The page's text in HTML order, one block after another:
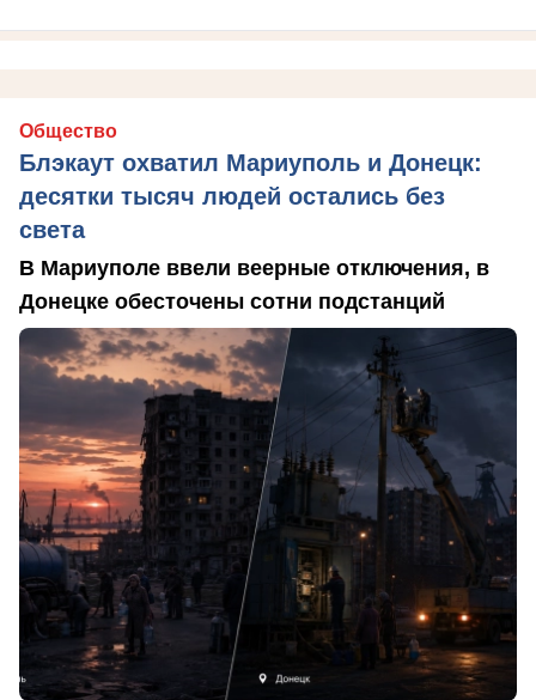
Общество
Блэкаут охватил Мариуполь и Донецк:
десятки тысяч людей остались без
света
В Мариуполе ввели веерные отключения, в
Донецке обесточены сотни подстанций